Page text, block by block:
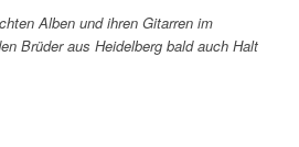
Alben und ihren Gitarren im
Brüder aus Heidelberg bald auch Halt